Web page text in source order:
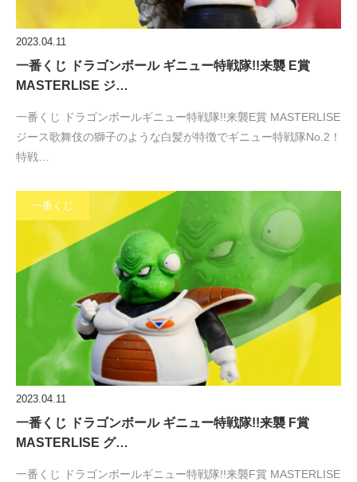
2023.04.11
一番くじ ドラゴンボール ギニュー特戦隊!!来襲 E賞
MASTERLISE ジ…
一番くじ ドラゴンボールギニュー特戦隊!!来襲E賞 MASTERLISE
ジース歌舞伎の獅子のような白髪が特徴でギニュー特戦隊No.2！
特戦…
一番くじ
2023.04.11
一番くじ ドラゴンボール ギニュー特戦隊!!来襲 F賞
MASTERLISE グ…
一番くじ ドラゴンボールギニュー特戦隊!!来襲F賞 MASTERLISE